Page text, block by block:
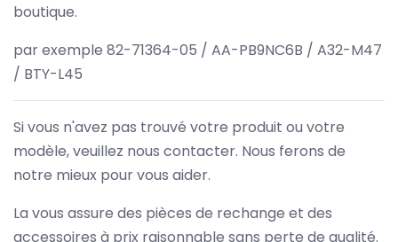
boutique.
par exemple 82-71364-05 / AA-PB9NC6B / A32-M47
/ BTY-L45
Si vous n'avez pas trouvé votre produit ou votre
modèle, veuillez nous contacter. Nous ferons de
notre mieux pour vous aider.
La vous assure des pièces de rechange et des
accessoires à prix raisonnable sans perte de qualité.